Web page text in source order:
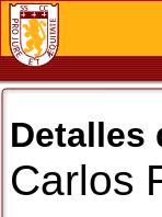
Detalles
Carlos